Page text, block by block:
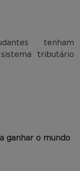
tenham
tributário
ganhar o mundo